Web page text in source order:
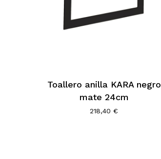
Toallero anilla KARA negro
mate 24cm
218,40 €